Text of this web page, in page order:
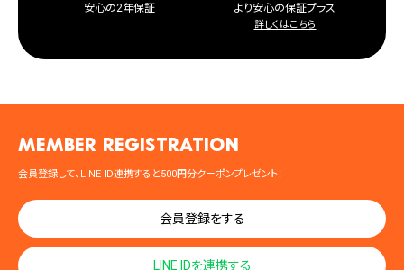
安心の2年保証
より安心の保証プラス
詳しくはこちら
MEMBER registration
会員登録して、LINE ID連携すると500円分クーポンプレゼント！
会員登録をする
LINE IDを連携する